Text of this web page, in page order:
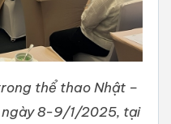
thể thao Nhật –
ngày 8-9/1/2025, tại